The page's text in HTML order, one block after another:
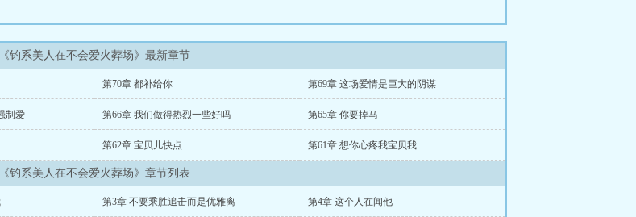
《钓系美人在不会爱火葬场》最新章节
第70章 都补给你 第69章 这场爱情是巨大的阴谋
制爱 第66章 我们做得热烈一些好吗 第65章 你要掉马
第62章 宝贝儿快点 第61章 想你心疼我宝贝我
《钓系美人在不会爱火葬场》章节列表
第3章 不要乘胜追击而是优雅离 第4章 这个人在闻他